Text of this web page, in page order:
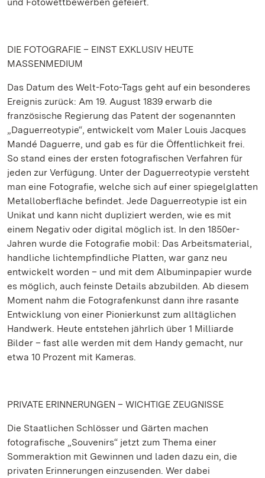
DIE FOTOGRAFIE – EINST EXKLUSIV HEUTE
MASSENMEDIUM
Das Datum des Welt-Foto-Tags geht auf ein besonderes
Ereignis zurück: Am 19. August 1839 erwarb die
französische Regierung das Patent der sogenannten
„Daguerreotypie“, entwickelt vom Maler Louis Jacques
Mandé Daguerre, und gab es für die Öffentlichkeit frei.
So stand eines der ersten fotografischen Verfahren für
jeden zur Verfügung. Unter der Daguerreotypie versteht
man eine Fotografie, welche sich auf einer spiegelglatten
Metalloberfläche befindet. Jede Daguerreotypie ist ein
Unikat und kann nicht dupliziert werden, wie es mit
einem Negativ oder digital möglich ist. In den 1850er-
Jahren wurde die Fotografie mobil: Das Arbeitsmaterial,
handliche lichtempfindliche Platten, war ganz neu
entwickelt worden – und mit dem Albuminpapier wurde
es möglich, auch feinste Details abzubilden. Ab diesem
Moment nahm die Fotografenkunst dann ihre rasante
Entwicklung von einer Pionierkunst zum alltäglichen
Handwerk. Heute entstehen jährlich über 1 Milliarde
Bilder – fast alle werden mit dem Handy gemacht, nur
etwa 10 Prozent mit Kameras.
PRIVATE ERINNERUNGEN – WICHTIGE ZEUGNISSE
Die Staatlichen Schlösser und Gärten machen
fotografische „Souvenirs“ jetzt zum Thema einer
Sommeraktion mit Gewinnen und laden dazu ein, die
privaten Erinnerungen einzusenden. Wer dabei